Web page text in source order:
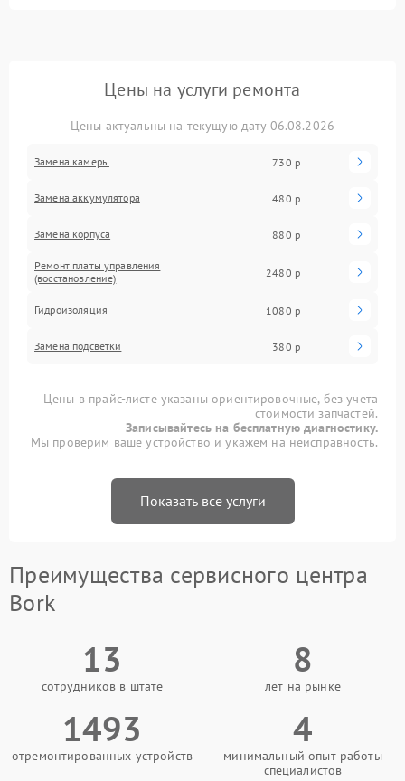
Цены на услуги ремонта
Цены актуальны на текущую дату 06.08.2026
Замена камеры 730 р
Замена аккумулятора 480 р
Замена корпуса 880 р
Ремонт платы управления
(восстановление)
2480 р
Гидроизоляция 1080 р
Замена подсветки 380 р
Цены в прайс-листе указаны ориентировочные, без учета
стоимости запчастей.
Записывайтесь на бесплатную диагностику.
Мы проверим ваше устройство и укажем на неисправность.
Показать все услуги
Преимущества сервисного центра
Bork
13
сотрудников в штате
8
лет на рынке
1493
отремонтированных устройств
4
минимальный опыт работы
специалистов